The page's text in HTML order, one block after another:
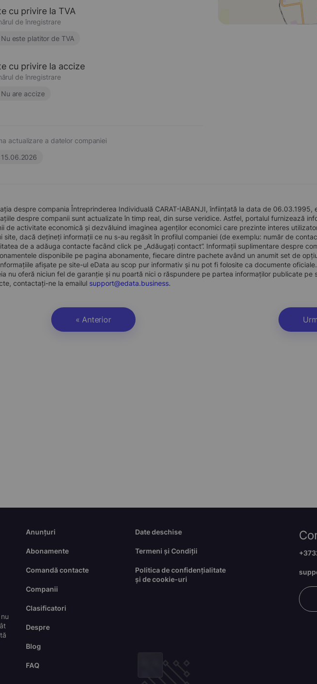
cu privire la TVA
de înregistrare
Nu este platitor de TVA
cu privire la accize
de înregistrare
Nu are accize
actualizare a datelor companiei
15.06.2026
despre compania Întreprinderea Individuală CARAT-IABANJI, înființată la data de 06.03.1995,
despre companii sunt actualizate în timp real, din surse veridice. Astfel, portalul furnizează
de activitate economică și dezvăluind imaginea agenților economici care prezinte interes
site, dacă dețineți informații ce nu s-au regăsit în profilul companiei (de exemplu: număr de
de a adăuga contacte facând click pe „Adăugați contact”. Informații suplimentare despre
disponibile pe pagina abonamente, fiecare dintre pachete având un anumit set de
afișate pe site-ul eData au scop pur informativ și nu pot fi folosite ca documente
nu oferă niciun fel de garanție și nu poartă nici o răspundere pe partea informaților publicate
contactați-ne la emailul support@edata.business.
« Anterior
Anunțuri
Abonamente
Comandă contacte
Companii
Clasificatori
Despre
Blog
FAQ
Date deschise
Termeni și Condiții
Politica de confidențialitate
și de cookie-uri